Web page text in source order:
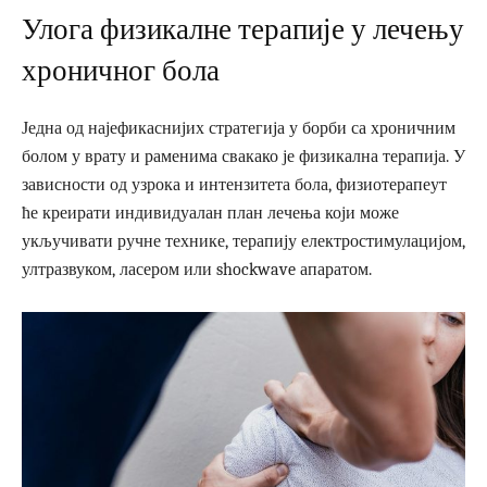
Улога физикалне терапије у лечењу
хроничног бола
Једна од најефикаснијих стратегија у борби са хроничним
болом у врату и раменима свакако је физикална терапија. У
зависности од узрока и интензитета бола, физиотерапеут
ће креирати индивидуалан план лечења који може
укључивати ручне технике, терапију електростимулацијом,
ултразвуком, ласером или shockwave апаратом.